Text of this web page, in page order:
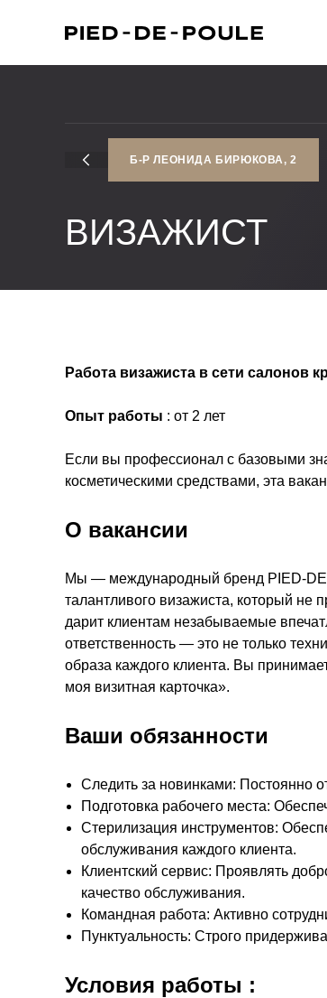
Б-Р ЛЕОНИДА БИРЮКОВА, 2
ВИЗАЖИСТ
Работа визажиста в сети салонов
Опыт работы : от 2 лет
Если вы профессионал с базовыми
косметическими средствами, эта
О вакансии
Мы — международный бренд PIED-
талантливого визажиста, который не
дарит клиентам незабываемые
ответственность — это не только
образа каждого клиента. Вы
моя визитная карточка».
Ваши обязанности
Следить за новинками: Постоянно
Подготовка рабочего места:
Стерилизация инструментов:
обслуживания каждого клиента.
Клиентский сервис: Проявлять
качество обслуживания.
Командная работа: Активно
Пунктуальность: Строго
Условия работы :